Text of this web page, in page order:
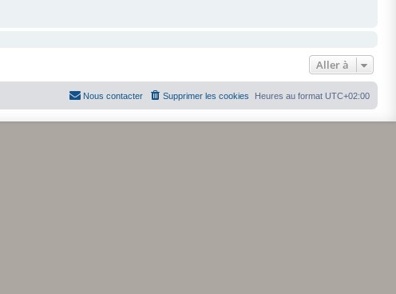
Aller à
Heures au format UTC+02:00
Supprimer les cookies
Nous contacter